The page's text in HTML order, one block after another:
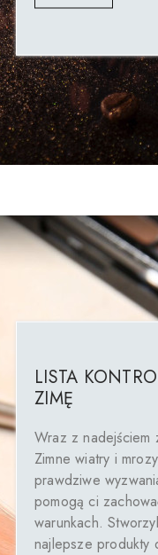
LISTA
ZIMĘ
Wraz z nadejściem
Zimne wiatry i
prawdziwe
pomogą ci
warunkach.
najlepsze produkty